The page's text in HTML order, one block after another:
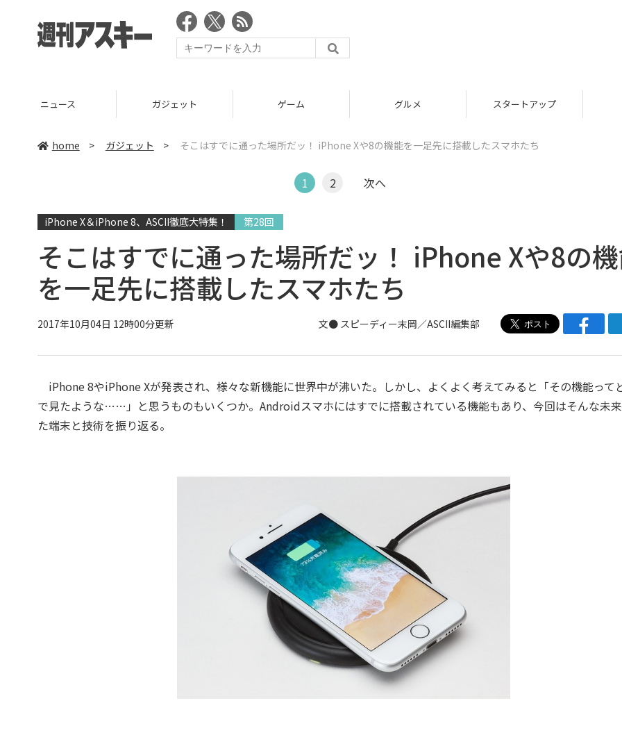
ニュース ガジェット ゲーム グルメ スタートアップ
home > ガジェット > そこはすでに通った場所だッ！ iPhone Xや8の機能を一足先に搭載したスマホたち
1 2 次へ
iPhone X＆iPhone 8、ASCII徹底大特集！ 第28回
そこはすでに通った場所だッ！ iPhone Xや8の
を一足先に搭載したスマホたち
2017年10月04日 12時00分更新 文● スピーディー末岡／ASCII編集部
iPhone 8やiPhone Xが発表され、様々な新機能に世界中が沸いた。しかし、よくよく考えてみると「その機能って
で見たような……」と思うものもいくつか。Androidスマホにはすでに搭載されている機能もあり、今回はそんな未
た端末と技術を振り返る。